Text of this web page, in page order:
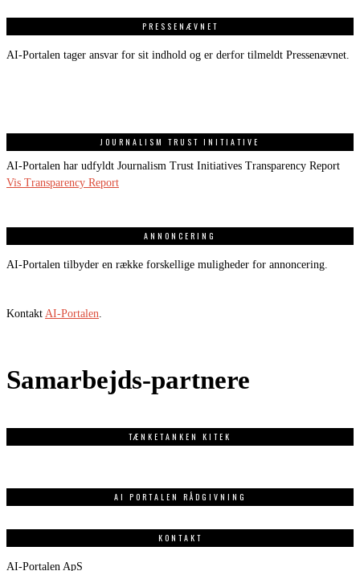
PRESSENÆVNET
AI-Portalen tager ansvar for sit indhold og er derfor tilmeldt Pressenævnet.
JOURNALISM TRUST INITIATIVE
AI-Portalen har udfyldt Journalism Trust Initiatives Transparency Report
Vis Transparency Report
ANNONCERING
AI-Portalen tilbyder en række forskellige muligheder for annoncering.
Kontakt AI-Portalen
Samarbejds-partnere
TÆNKETANKEN KITEK
AI PORTALEN RÅDGIVNING
KONTAKT
AI-Portalen ApS